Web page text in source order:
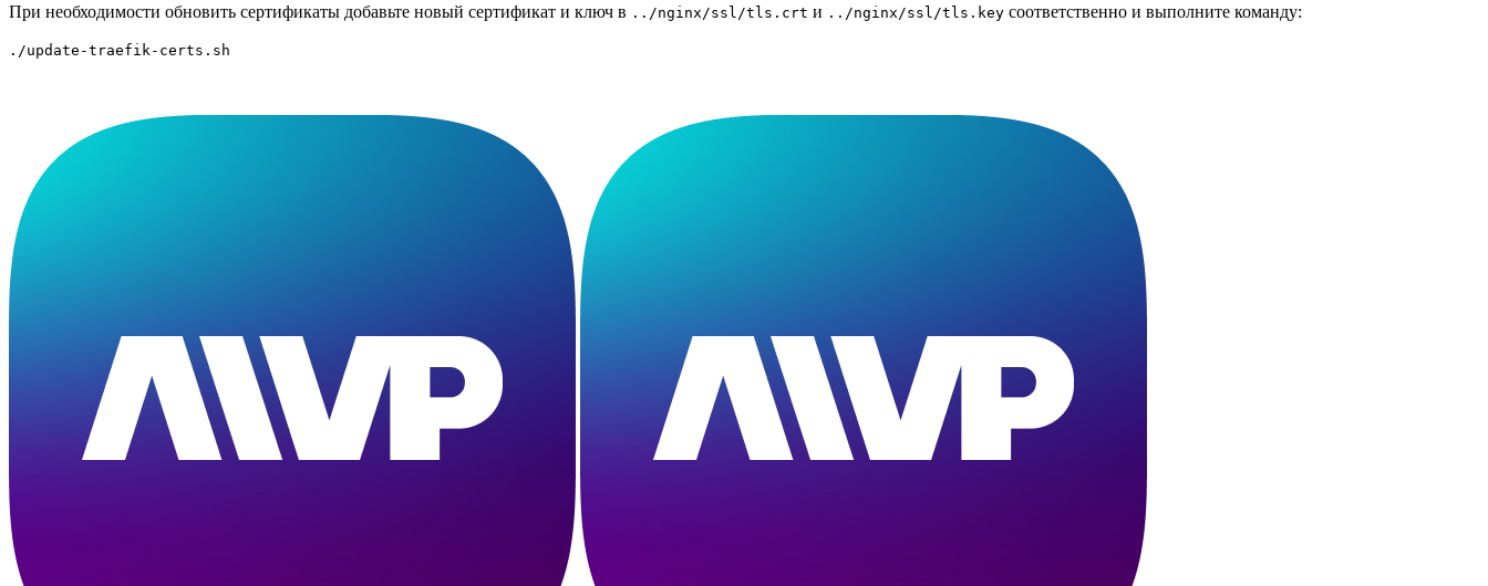
При необходимости обновить сертификаты добавьте новый сертификат и ключ в ../nginx/ssl/tls.crt и ../nginx/ssl/tls.key соответственно и выполните команду:
./update-traefik-certs.sh